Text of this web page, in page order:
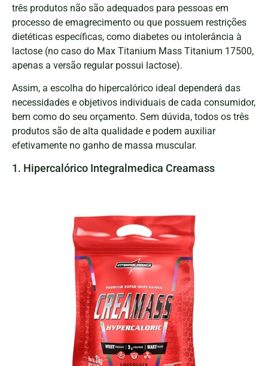
três produtos não são adequados para pessoas em
processo de emagrecimento ou que possuem restrições
dietéticas específicas, como diabetes ou intolerância à
lactose (no caso do Max Titanium Mass Titanium 17500,
apenas a versão regular possui lactose).
Assim, a escolha do hipercalórico ideal dependerá das
necessidades e objetivos individuais de cada consumidor,
bem como do seu orçamento. Sem dúvida, todos os três
produtos são de alta qualidade e podem auxiliar
efetivamente no ganho de massa muscular.
1. Hipercalórico Integralmedica Creamass